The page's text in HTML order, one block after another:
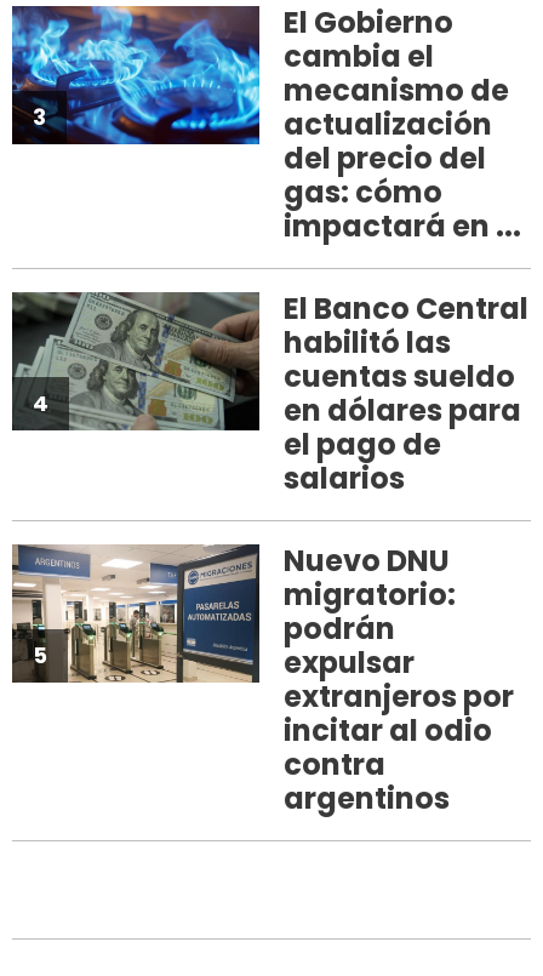
3
El Gobierno
cambia el
mecanismo de
actualización
del precio del
gas: cómo
impactará en ...
4
El Banco Central
habilitó las
cuentas sueldo
en dólares para
el pago de
salarios
5
Nuevo DNU
migratorio:
podrán
expulsar
extranjeros por
incitar al odio
contra
argentinos